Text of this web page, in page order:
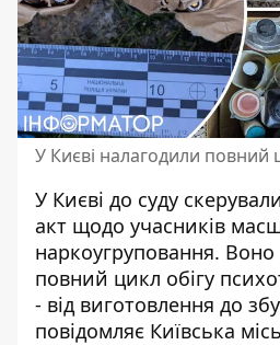
У Києві налагодили повний
У Києві до суду
акт щодо учасників
наркоугруповання. Воно
повний цикл обігу
- від виготовлення до
повідомляє Київська